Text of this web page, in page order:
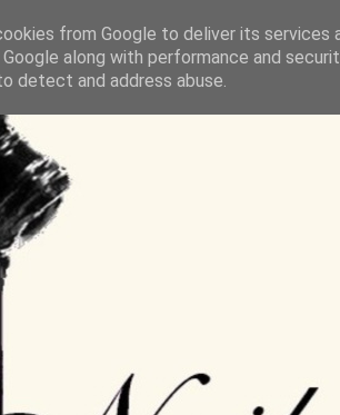
from Google to deliver its services
along with performance and
detect and address abuse.